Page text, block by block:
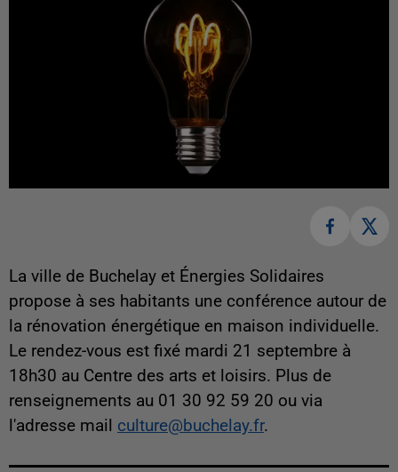
La ville de Buchelay et Énergies Solidaires
propose à ses habitants une conférence autour de
la rénovation énergétique en maison individuelle.
Le rendez-vous est fixé mardi 21 septembre à
18h30 au Centre des arts et loisirs. Plus de
renseignements au 01 30 92 59 20 ou via
l'adresse mail culture@buchelay.fr.